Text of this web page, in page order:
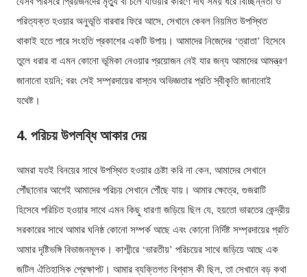
পরিত্যক্ত হওয়ার অনুভূতি বারবার ফিরে আসে, সেখানে কেবল নিয়মিত উপস্থিত
থাকাই হতে পারে সংহতি প্রকাশের একটি উপায়। আমাদের নিজেদের ‘ত্রাতা’ হিসেবে
তুলে ধরার বা এমন কোনো ভূমিকা নেওয়ার প্রয়োজন নেই যার জন্য আমাদের আমন্ত্রণ
জানানো হয়নি; বরং সেই সম্প্রদায়ের বাস্তব অভিজ্ঞতার প্রতি স্বীকৃতি জানানোই
যথেষ্ট।
4. পরিচয় উপলব্ধি আকার দেয়
আমরা যতই বিনয়ের সাথে উপস্থিত হওয়ার চেষ্টা করি না কেন, আমাদের সেখানে
পৌঁছানোর আগেই আমাদের পরিচয় সেখানে পৌঁছে যায়। আমার ক্ষেত্রে, গুজরাটি
হিসেবে পরিচিত হওয়ার সাথে এমন কিছু ধারণা জড়িয়ে ছিল যে, হয়তো ভারতের কেন্দ্রীয়
সরকারের সাথে আমার ঘনিষ্ঠ কোনো সম্পর্ক আছে এবং কোনো নির্দিষ্ট সম্প্রদায়ের প্রতি
আমার দৃষ্টিভঙ্গি বিভাজনমূলক। কাশ্মীরে ‘ভারতীয়’ পরিচয়ের সাথে জড়িয়ে আছে এক
জটিল ঐতিহাসিক প্রেক্ষাপট। আমার ব্যক্তিগত বিশ্বাস কী ছিল, তা সেখানে বড় কথা